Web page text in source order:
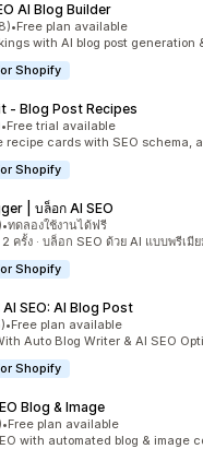
AI Blog Builder
ว
รีวิว
•Free plan available
with AI blog post generation
Shopify
‑ Blog Post Recipes
าว
วิว
•Free trial available
recipe cards with SEO schema,
Shopify
| บล็อก AI SEO
าว
วิว
•ทดลองใช้งานได้ฟรี
ครั้ง · บล็อก SEO ด้วย AI แบบพรีเมี
Shopify
SEO: AI Blog Post
ว
รีวิว
•Free plan available
Auto Blog Writer & AI SEO
Shopify
Blog & Image
าว
วิว
•Free plan available
with automated blog & image